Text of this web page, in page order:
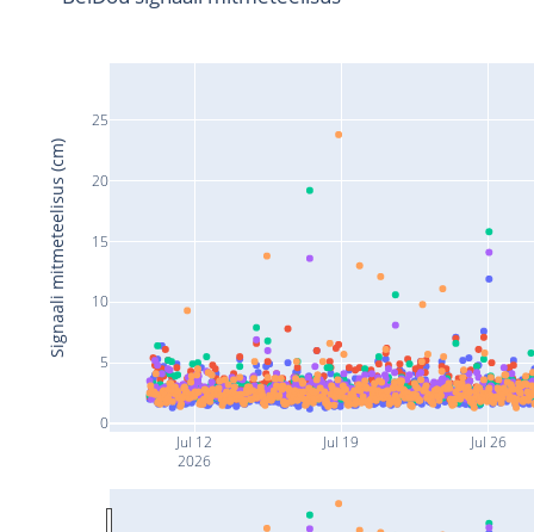
Jul 12
2026
Jul 19 Jul 26
0
5
10
15
20
25
Signaali mitmeteelisus (cm)